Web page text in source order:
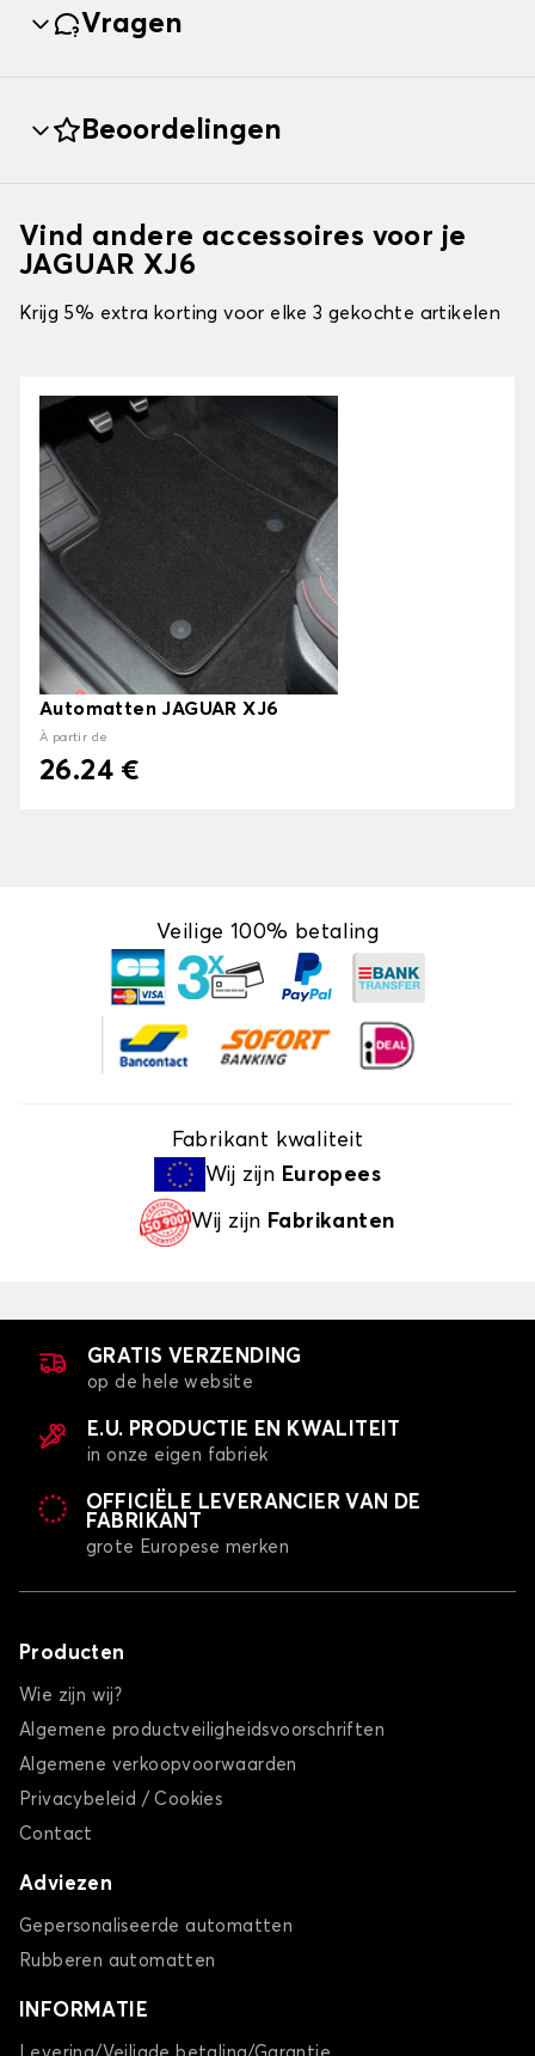
Vragen
Beoordelingen
Vind andere accessoires voor je
JAGUAR XJ6
Krijg 5% extra korting voor elke 3 gekochte artikelen
Automatten JAGUAR XJ6
À partir de
26.24 €
Veilige 100% betaling
Fabrikant kwaliteit
Wij zijn Europees
Wij zijn Fabrikanten
GRATIS VERZENDING
op de hele website
E.U. PRODUCTIE EN KWALITEIT
in onze eigen fabriek
OFFICIËLE LEVERANCIER VAN DE
FABRIKANT
grote Europese merken
Producten
Wie zijn wij?
Algemene productveiligheidsvoorschriften
Algemene verkoopvoorwaarden
Privacybeleid / Cookies
Contact
Adviezen
Gepersonaliseerde automatten
Rubberen automatten
INFORMATIE